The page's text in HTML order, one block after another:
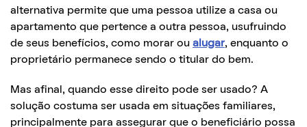
alternativa permite que uma pessoa utilize a casa ou
apartamento que pertence a outra pessoa, usufruindo
de seus benefícios, como morar ou alugar, enquanto o
proprietário permanece sendo o titular do bem.
Mas afinal, quando esse direito pode ser usado? A
solução costuma ser usada em situações familiares,
principalmente para assegurar que o beneficiário possa